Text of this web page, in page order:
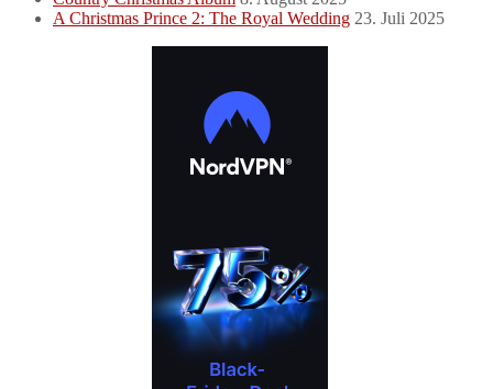
A Christmas Prince 2: The Royal Wedding 23. Juli 2025